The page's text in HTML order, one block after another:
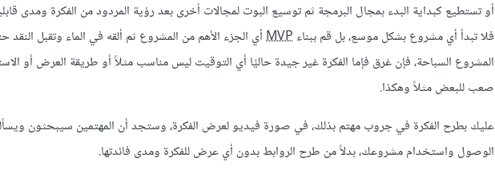
أو تستطيع كبداية البدء بمجال البرمجة ثم توسيع البوت لمجالات أخرى بعد رؤية المردود من الفكرة ومدى
فلا تبدأ أي مشروع بشكل موسع، بل قم ببناء MVPأي الجزء الأهم من المشروع ثم ألقه في الماء وتقبل النقد
المشروع السباحة، فإن غرق فإما الفكرة غير جيدة حاليًا أي التوقيت ليس مناسب مثلاً أو طريقة العرض أو
صعب للبعض مثلاً وهكذا.
عليك بطرح الفكرة في جروب مهتم بذلك، في صورة فيديو لعرض الفكرة، وستجد أن المهتمين سيبحثون
الوصول واستخدام مشروعك، بدلاً من طرح الروابط بدون أي عرض للفكرة ومدى فائدتها.